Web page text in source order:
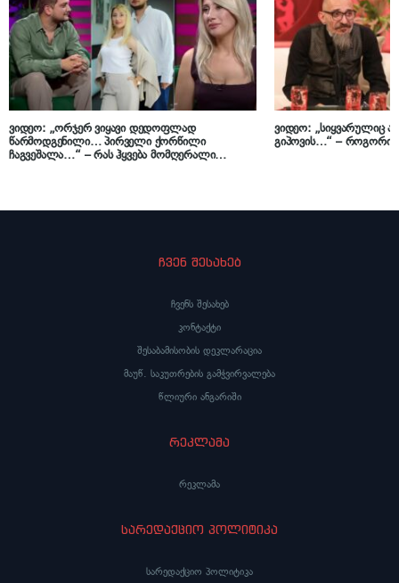
ვიდეო: „ორჯერ ვიყავი დედოფლად
წარმოდგენილი… პირველი ქორწილი
ჩაგვეშალა…“ – რას ჰყვება მომღერალი
ვიდეო: „სიყვარულიც
გიპოვის…“ – როგორი
ჩვენ შესახებ
ჩვენს შესახებ
კონტაქტი
შესაბამისობის დეკლარაცია
მაუწ. საკუთრების გამჭვირვალება
წლიური ანგარიში
რეკლამა
რეკლამა
სარედაქციო პოლიტიკა
სარედაქციო პოლიტიკა